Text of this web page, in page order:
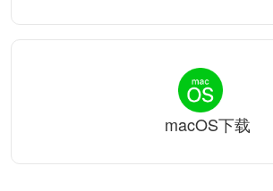
macOS下载